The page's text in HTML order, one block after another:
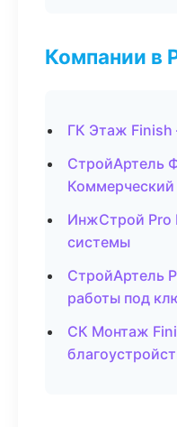
Компании в
ГК Этаж
СтройАртель
Коммерческий
ИнжСтрой Pro
системы
СтройАртель
работы под
СК Монтаж